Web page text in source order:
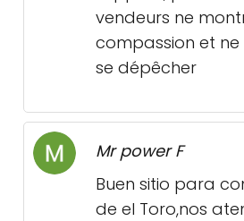
vendeurs ne
compassion et
se dépêcher
Mr power F
Buen sitio para
de el Toro,nos